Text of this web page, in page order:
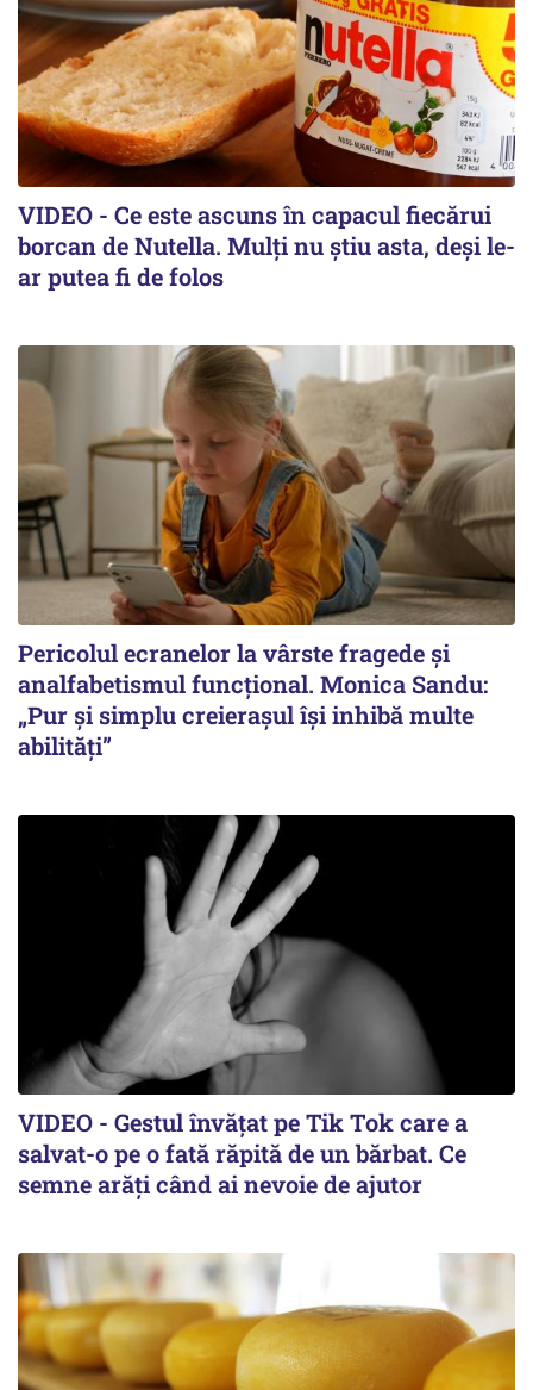
VIDEO - Ce este ascuns în capacul fiecărui
borcan de Nutella. Mulți nu știu asta, deși le-
ar putea fi de folos
Pericolul ecranelor la vârste fragede și
analfabetismul funcțional. Monica Sandu:
„Pur și simplu creierașul își inhibă multe
abilități”
VIDEO - Gestul învățat pe Tik Tok care a
salvat-o pe o fată răpită de un bărbat. Ce
semne arăți când ai nevoie de ajutor